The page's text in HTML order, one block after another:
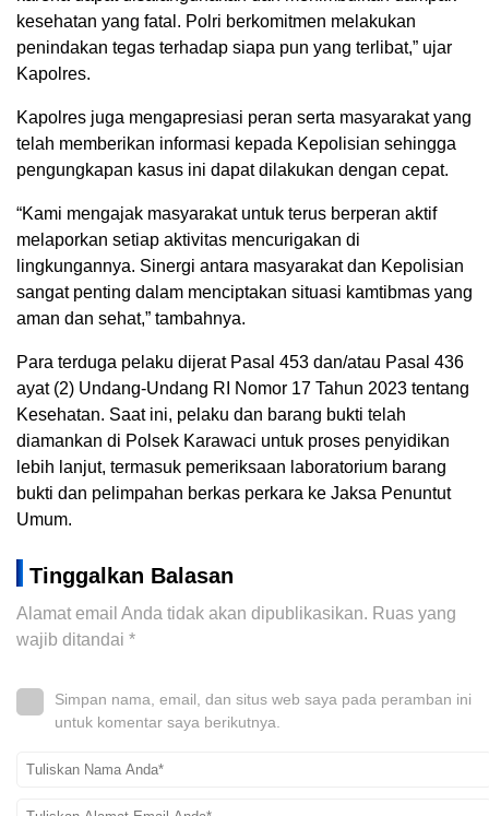
kesehatan yang fatal. Polri berkomitmen melakukan
penindakan tegas terhadap siapa pun yang terlibat,” ujar
Kapolres.
Kapolres juga mengapresiasi peran serta masyarakat yang
telah memberikan informasi kepada Kepolisian sehingga
pengungkapan kasus ini dapat dilakukan dengan cepat.
“Kami mengajak masyarakat untuk terus berperan aktif
melaporkan setiap aktivitas mencurigakan di
lingkungannya. Sinergi antara masyarakat dan Kepolisian
sangat penting dalam menciptakan situasi kamtibmas yang
aman dan sehat,” tambahnya.
Para terduga pelaku dijerat Pasal 453 dan/atau Pasal 436
ayat (2) Undang-Undang RI Nomor 17 Tahun 2023 tentang
Kesehatan. Saat ini, pelaku dan barang bukti telah
diamankan di Polsek Karawaci untuk proses penyidikan
lebih lanjut, termasuk pemeriksaan laboratorium barang
bukti dan pelimpahan berkas perkara ke Jaksa Penuntut
Umum.
Tinggalkan Balasan
Alamat email Anda tidak akan dipublikasikan. Ruas yang
wajib ditandai *
Simpan nama, email, dan situs web saya pada peramban ini
untuk komentar saya berikutnya.